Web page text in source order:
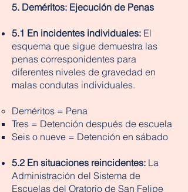
5. Deméritos: Ejecución de Penas
5.1 En incidentes individuales: El
esquema que sigue demuestra las
penas corresponidentes para
diferentes niveles de gravedad en
malas condutas individuales.
Deméritos = Pena
Tres = Detención después de escuela
Seis o nueve = Detención en sábado
5.2 En situaciones reincidentes: La
Administración del Sistema de
Escuelas del Oratorio de San Felipe